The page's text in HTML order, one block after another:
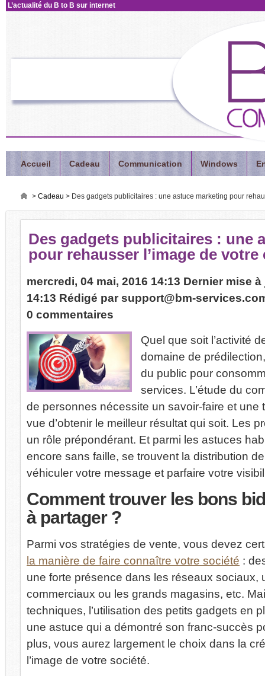
L’actualité du B to B sur internet
Accueil Cadeau Communication Windows
> Cadeau > Des gadgets publicitaires : une astuce marketing pour
Des gadgets publicitaires : une
pour rehausser l’image de votre
mercredi, 04 mai, 2016 14:13 Dernier mise
14:13 Rédigé par support@bm-
0 commentaires
Quel que soit l’activité
domaine de
du public pour
services. L’étude du
de personnes nécessite un savoir-faire et une
vue d’obtenir le meilleur résultat qui soit. Les
un rôle prépondérant. Et parmi les astuces
encore sans faille, se trouvent la distribution
véhiculer votre message et parfaire votre
Commenttrouver les bons
à partager ?
Parmi vos stratégies de vente, vous devez
la manière de faire connaître votre société :
une forte présence dans les réseaux sociaux,
commerciaux ou les grands magasins, etc.
techniques, l’utilisation des petits gadgets en
une astuce qui a démontré son franc-succès
plus, vous aurez largement le choix dans la
l’image de votre société.